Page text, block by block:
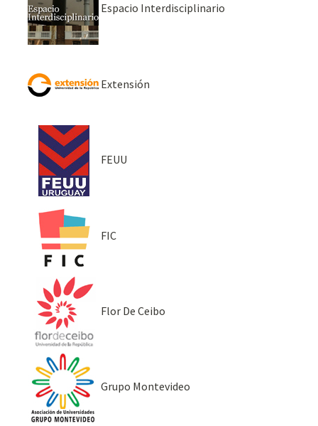
Espacio Interdisciplinario
Extensión
FEUU
FIC
Flor De Ceibo
Grupo Montevideo